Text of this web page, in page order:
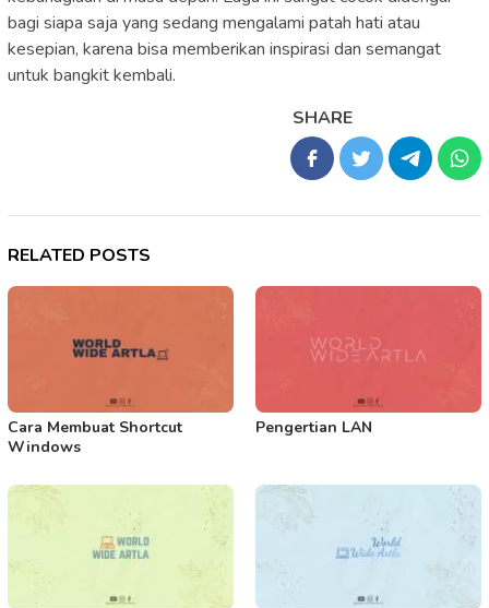
bagi siapa saja yang sedang mengalami patah hati atau
kesepian, karena bisa memberikan inspirasi dan semangat
untuk bangkit kembali.
SHARE
RELATED POSTS
Cara Membuat Shortcut
Windows
Pengertian LAN